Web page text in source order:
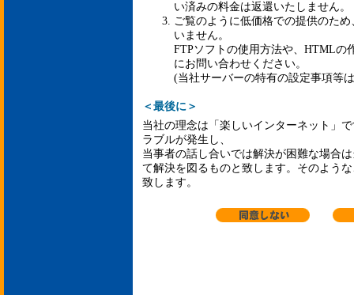
い済みの料金は返還いたしません。
ご覧のように低価格での提供のた
いません。
FTPソフトの使用方法や、HTMLの
にお問い合わせください。
(当社サーバーの特有の設定事項等
＜最後に＞
当社の理念は「楽しいインターネット」
ラブルが発生し、
当事者の話し合いでは解決が困難な場合
て解決を図るものと致します。そのよう
致します。